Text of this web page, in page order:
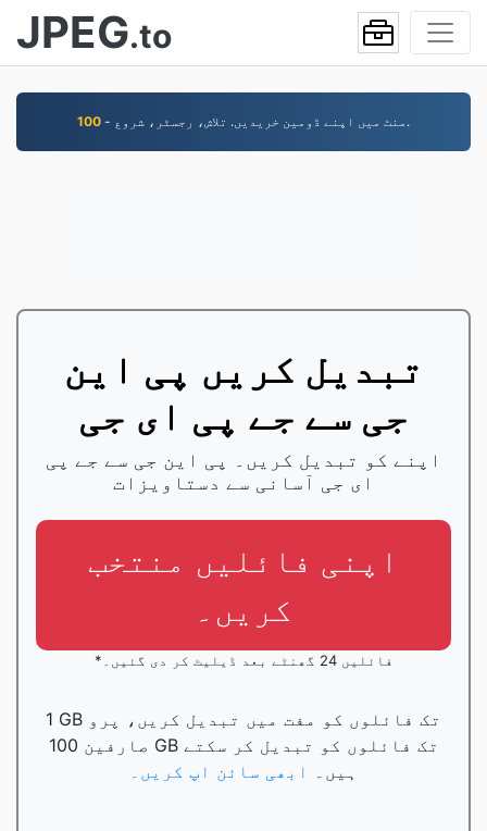
JPEG.to
100 - منٹ میں اپنے ڈومین خریدیں. تلاش، رجسٹر، شروع.
تبدیل کریں پی این
جی سے جے پی ای جی
اپنے کو تبدیل کریں۔ پی این جی سے جے پی
ای جی آسانی سے دستاویزات
اپنی فائلیں منتخب
کریں۔
*فائلیں 24 گھنٹے بعد ڈیلیٹ کر دی گئیں۔
1 GB تک فائلوں کو مفت میں تبدیل کریں، پرو
صارفین 100 GB تک فائلوں کو تبدیل کر سکتے
ہیں۔ ابھی سائن اپ کریں۔